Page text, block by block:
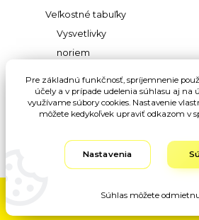
Veľkostné tabuľky
Vysvetlivky
noriem
materiálov
Vysvetlivky pojmov
Eshop-
Pre základnú funkčnosť, spríjemnenie
účely a v prípade udelenia súhlasu aj na
využívame súbory cookies. Nastavenie
môžete kedykoľvek upraviť odkazom v
Nastavenia
Súhlas môžete